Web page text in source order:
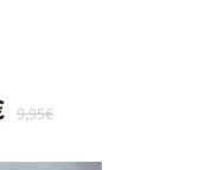
9,95€